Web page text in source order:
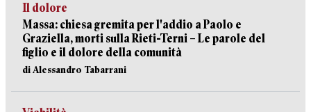
Il dolore
Massa: chiesa gremita per l'addio a Paolo e
Graziella, morti sulla Rieti-Terni – Le parole del
figlio e il dolore della comunità
di Alessandro Tabarrani